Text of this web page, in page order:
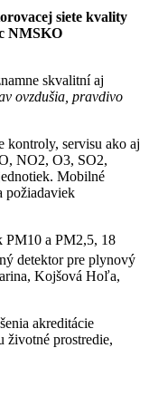
siete kvality
NMSKO
skvalitní aj
ovzdušia, pravdivo
kontroly, servisu ako aj
NO2, O3, SO2,
Mobilné
požiadaviek
PM10 a PM2,5, 18
detektor pre plynový
Kojšová Hoľa,
akreditácie
životné prostredie,